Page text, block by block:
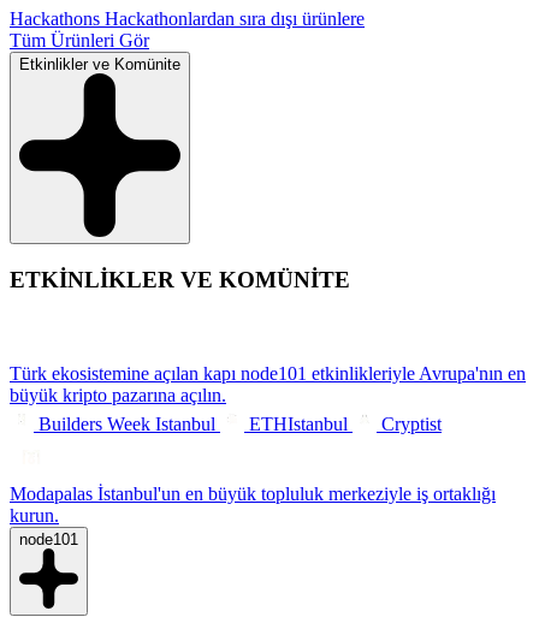
Hackathons Hackathonlardan sıra dışı ürünlere
Tüm Ürünleri Gör
Etkinlikler ve Komünite
ETKİNLİKLER VE KOMÜNİTE
Türk ekosistemine açılan kapı node101 etkinlikleriyle Avrupa'nın en
büyük kripto pazarına açılın.
Builders Week Istanbul
ETHIstanbul Cryptist
Modapalas İstanbul'un en büyük topluluk merkeziyle iş ortaklığı
kurun.
node101